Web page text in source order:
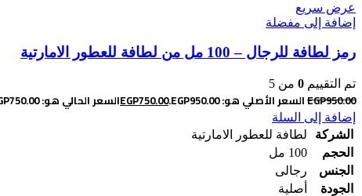
عرض سريع
إضافة إلى مفضلة
رمز لطافة للرجال – 100 مل من لطافة للعطور الامارتية
تم التقييم 0 من 5
EGP950.00 السعر الأصلي هو: EGP950.00. EGP750.00 السعر الحالي هو: EGP750.00.
إضافة إلى السلة
الشركة
لطافة للعطور الامارتية
الحجم
100 مل
الجنس
رجالى
الجودة
أصلية